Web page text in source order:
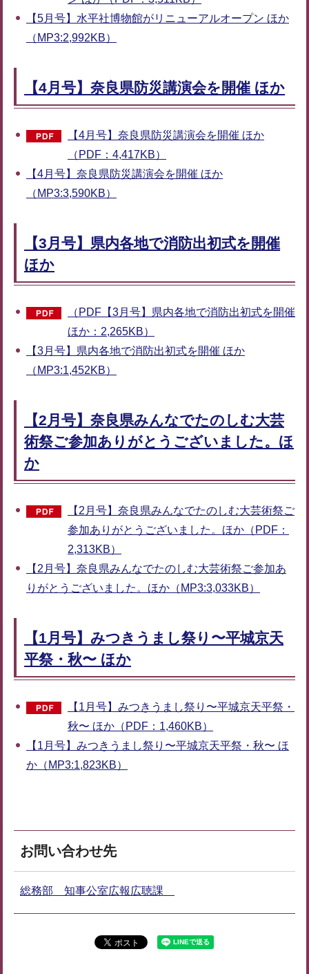
【5月号】水平社博物館がリニューアルオープン ほか
（MP3:2,992KB）
【4月号】奈良県防災講演会を開催 ほか
【4月号】奈良県防災講演会を開催 ほか
（PDF：4,417KB）
【4月号】奈良県防災講演会を開催 ほか
（MP3:3,590KB）
【3月号】県内各地で消防出初式を開催
ほか
（PDF【3月号】県内各地で消防出初式を開催
ほか：2,265KB）
【3月号】県内各地で消防出初式を開催 ほか
（MP3:1,452KB）
【2月号】奈良県みんなでたのしむ大芸
術祭ご参加ありがとうございました。ほ
か
【2月号】奈良県みんなでたのしむ大芸術祭ご
参加ありがとうございました。ほか（PDF：
2,313KB）
【2月号】奈良県みんなでたのしむ大芸術祭ご参加あ
りがとうございました。ほか（MP3:3,033KB）
【1月号】みつきうまし祭り〜平城京天
平祭・秋〜 ほか
【1月号】みつきうまし祭り〜平城京天平祭・
秋〜 ほか（PDF：1,460KB）
【1月号】みつきうまし祭り〜平城京天平祭・秋〜 ほ
か（MP3:1,823KB）
お問い合わせ先
総務部 知事公室広報広聴課